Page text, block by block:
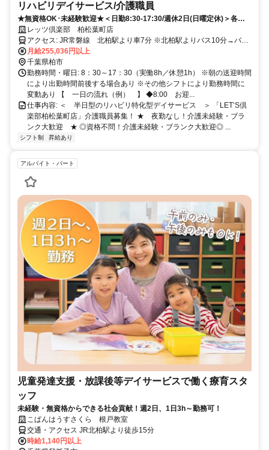
リハビリデイサービス/介護職員
★無資格OK･未経験歓迎★＜日勤8:30-17:30/週休2日(日曜定休)＞各種
手当･昇給･賞与あり！マイカー通勤OK◎面接前に施設見学もOKです！
レッツ倶楽部 柏松葉町店
アクセス: JR常磐線 北柏駅より車7分 ※北柏駅よりバス10分→バス
停より徒歩5分 ※車・バイク・自転車通勤OK！
月給255,036円以上
千葉県柏市
勤務時間・曜日: 8：30～17：30（実働8h／休憩1h） ※朝の送迎時間
により出勤時間前後する場合あり ※その他シフトにより勤務時間に
変動あり 【 一日の流れ（例） 】 ◆8:00 お迎...
仕事内容: ＜ 半日型のリハビリ特化型デイサービス ＞ 「LET’S倶
楽部柏松葉町店」介護職員募集！ ★ 夜勤なし！介護未経験・ブラ
ンク大歓迎 ★ ◎資格不問！介護未経験・ブランク大歓迎◎ ...
シフト制 昇給あり
アルバイト・パート
児童発達支援・放課後等デイサービスで働く療育スタ
ッフ
未経験・無資格からできる社会貢献！週2日、1日3h～勤務可！
こぱんはうすさくら 根戸教室
交通・アクセス JR北柏駅より徒歩15分
時給1,140円以上